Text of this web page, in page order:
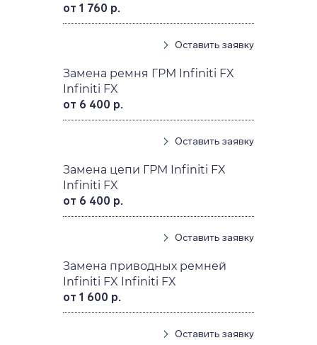
от 1 760 р.
Оставить заявку
Замена ремня ГРМ Infiniti FX
Infiniti FX
от 6 400 р.
Оставить заявку
Замена цепи ГРМ Infiniti FX
Infiniti FX
от 6 400 р.
Оставить заявку
Замена приводных ремней
Infiniti FX Infiniti FX
от 1 600 р.
Оставить заявку